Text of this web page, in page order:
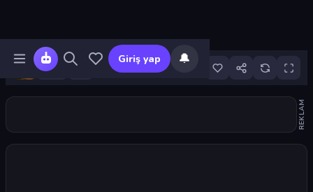
Giriş yap 🔔
5
REKLAM